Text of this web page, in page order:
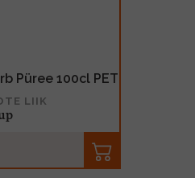
Püree 100cl PET
LIIK